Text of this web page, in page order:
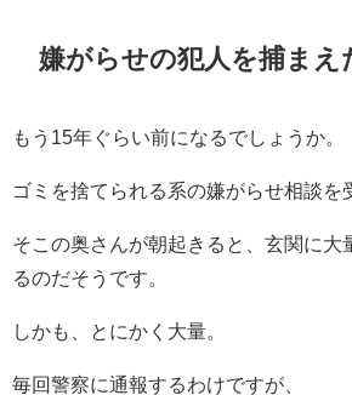
嫌がらせの犯人を捕まえ
もう15年ぐらい前になるでしょうか。
ゴミを捨てられる系の嫌がらせ相談を
そこの奥さんが朝起きると、玄関に大
るのだそうです。
しかも、とにかく大量。
毎回警察に通報するわけですが、